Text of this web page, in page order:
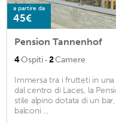
a partire da
45€
Pension Tannenhof
4Ospiti · 2Camere
Immersa tra i frutteti in
dal centro di Laces, la
stile alpino dotata di un
balconi ...